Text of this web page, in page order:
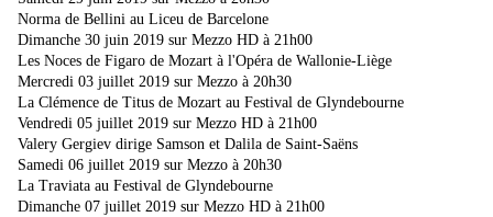
Norma de Bellini au Liceu de Barcelone
Dimanche 30 juin 2019 sur Mezzo HD à 21h00
Les Noces de Figaro de Mozart à l'Opéra de Wallonie-Liège
Mercredi 03 juillet 2019 sur Mezzo à 20h30
La Clémence de Titus de Mozart au Festival de Glyndebourne
Vendredi 05 juillet 2019 sur Mezzo HD à 21h00
Valery Gergiev dirige Samson et Dalila de Saint-Saëns
Samedi 06 juillet 2019 sur Mezzo à 20h30
La Traviata au Festival de Glyndebourne
Dimanche 07 juillet 2019 sur Mezzo HD à 21h00